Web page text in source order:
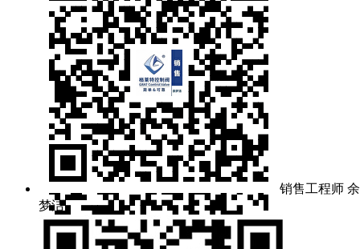
销售工程师 余
梦洁
武汉新城葛店光谷联合科技城